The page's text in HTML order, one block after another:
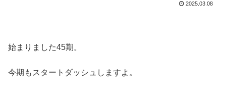
2025.03.08
始まりました45期。
今期もスタートダッシュしますよ。